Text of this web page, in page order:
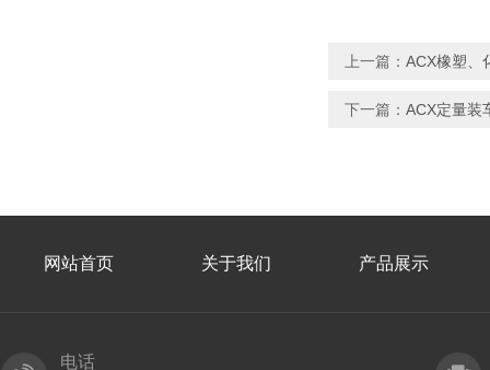
上一篇： ACX橡塑、
下一篇： ACX定量装
网站首页 关于我们 产品展示
电话